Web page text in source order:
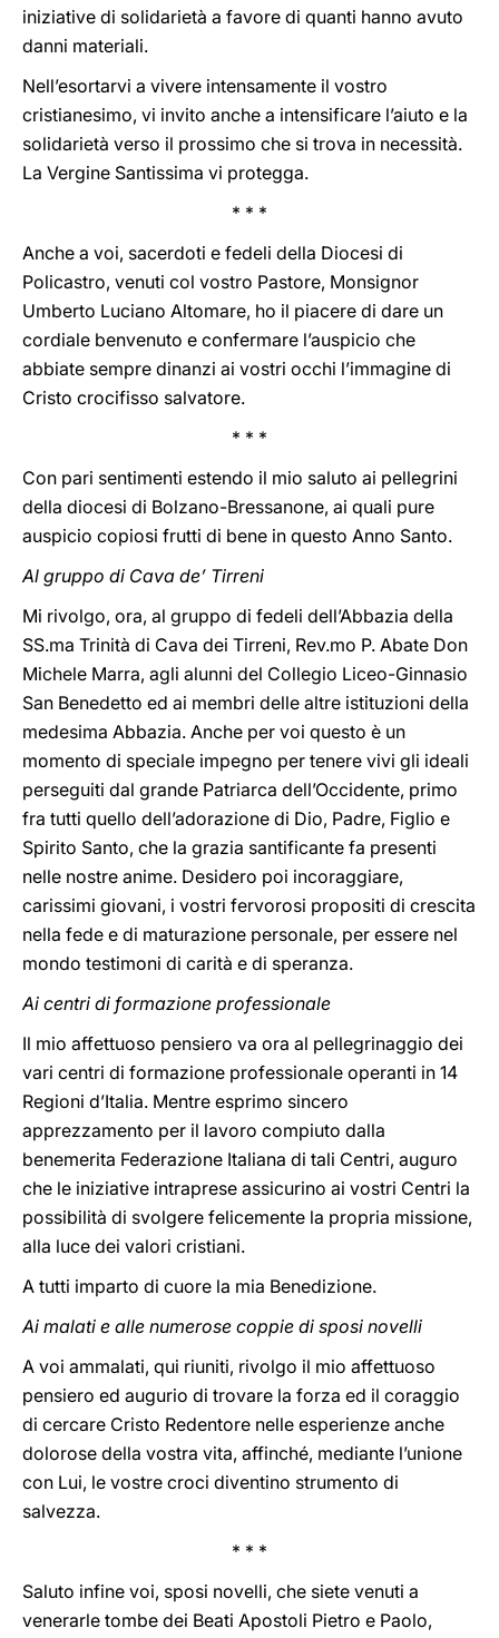
iniziative di solidarietà a favore di quanti hanno avuto
danni materiali.
Nell’esortarvi a vivere intensamente il vostro
cristianesimo, vi invito anche a intensificare l’aiuto e la
solidarietà verso il prossimo che si trova in necessità.
La Vergine Santissima vi protegga.
* * *
Anche a voi, sacerdoti e fedeli della Diocesi di
Policastro, venuti col vostro Pastore, Monsignor
Umberto Luciano Altomare, ho il piacere di dare un
cordiale benvenuto e confermare l’auspicio che
abbiate sempre dinanzi ai vostri occhi l’immagine di
Cristo crocifisso salvatore.
* * *
Con pari sentimenti estendo il mio saluto ai pellegrini
della diocesi di Bolzano-Bressanone, ai quali pure
auspicio copiosi frutti di bene in questo Anno Santo.
Al gruppo di Cava de’ Tirreni
Mi rivolgo, ora, al gruppo di fedeli dell’Abbazia della
SS.ma Trinità di Cava dei Tirreni, Rev.mo P. Abate Don
Michele Marra, agli alunni del Collegio Liceo-Ginnasio
San Benedetto ed ai membri delle altre istituzioni della
medesima Abbazia. Anche per voi questo è un
momento di speciale impegno per tenere vivi gli ideali
perseguiti dal grande Patriarca dell’Occidente, primo
fra tutti quello dell’adorazione di Dio, Padre, Figlio e
Spirito Santo, che la grazia santificante fa presenti
nelle nostre anime. Desidero poi incoraggiare,
carissimi giovani, i vostri fervorosi propositi di crescita
nella fede e di maturazione personale, per essere nel
mondo testimoni di carità e di speranza.
Ai centri di formazione professionale
Il mio affettuoso pensiero va ora al pellegrinaggio dei
vari centri di formazione professionale operanti in 14
Regioni d’Italia. Mentre esprimo sincero
apprezzamento per il lavoro compiuto dalla
benemerita Federazione Italiana di tali Centri, auguro
che le iniziative intraprese assicurino ai vostri Centri la
possibilità di svolgere felicemente la propria missione,
alla luce dei valori cristiani.
A tutti imparto di cuore la mia Benedizione.
Ai malati e alle numerose coppie di sposi novelli
A voi ammalati, qui riuniti, rivolgo il mio affettuoso
pensiero ed augurio di trovare la forza ed il coraggio
di cercare Cristo Redentore nelle esperienze anche
dolorose della vostra vita, affinché, mediante l’unione
con Lui, le vostre croci diventino strumento di
salvezza.
* * *
Saluto infine voi, sposi novelli, che siete venuti a
venerarle tombe dei Beati Apostoli Pietro e Paolo,